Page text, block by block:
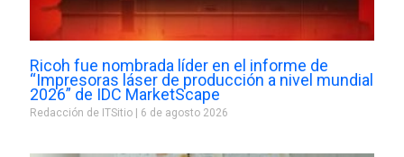
Ricoh fue nombrada líder en el informe de
“Impresoras láser de producción a nivel mundial
2026” de IDC MarketScape
Redacción de ITSitio 6 de agosto 2026